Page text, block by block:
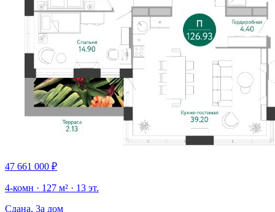
47 661 000 ₽
4-комн · 127 м² · 13 эт.
Сдана, 3а дом